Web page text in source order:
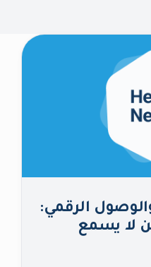
الرقمي:
لا يسمع